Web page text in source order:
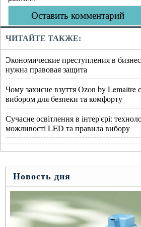
Оставить комментарий
ЧИТАЙТЕ ТАКЖЕ:
Экономические преступления в
нужна правовая защита
Чому захисне взуття Ozon by Lemaitre
вибором для безпеки та комфорту
Сучасне освітлення в інтер'єрі:
можливості LED та правила вибору
Новость дня